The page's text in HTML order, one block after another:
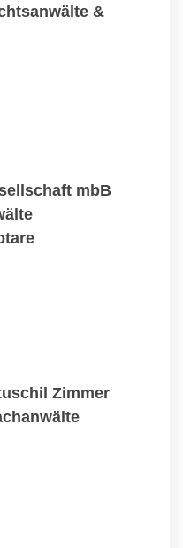
&
mbB
Zimmer